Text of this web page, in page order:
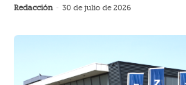
Redacción - 30 de julio de 2026